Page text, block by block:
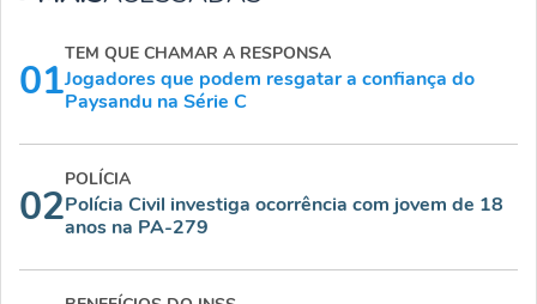
01
TEM QUE CHAMAR A RESPONSA
Jogadores que podem resgatar a confiança do
Paysandu na Série C
02
POLÍCIA
Polícia Civil investiga ocorrência com jovem de 18
anos na PA-279